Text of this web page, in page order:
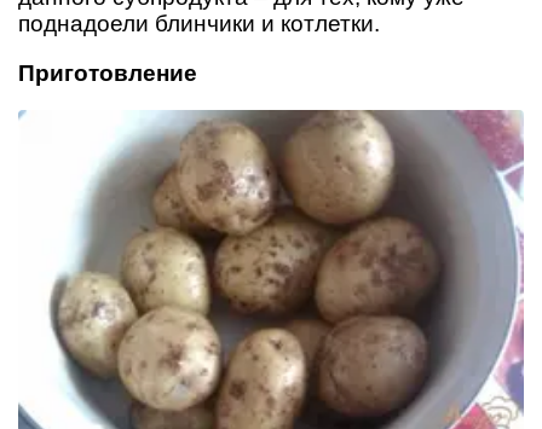
поднадоели блинчики и котлетки.
Приготовление